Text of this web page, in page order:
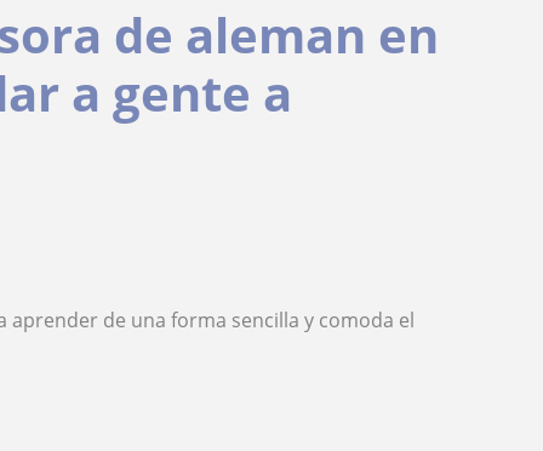
de aleman en
a gente a
aprender de una forma sencilla y comoda el